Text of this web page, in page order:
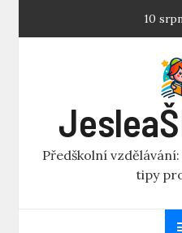
10
Předškolní
tipy